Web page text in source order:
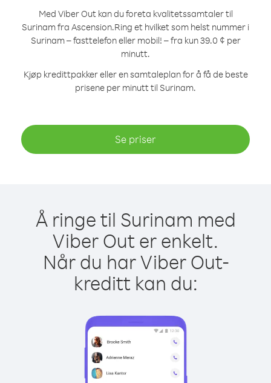
Med Viber Out kan du foreta kvalitetssamtaler til
Surinam fra Ascension.Ring et hvilket som helst nummer i
Surinam – fasttelefon eller mobil! – fra kun 39.0 ¢ per
minutt.
Kjøp kredittpakker eller en samtaleplan for å få de beste
prisene per minutt til Surinam.
Se priser
Å ringe til Surinam med
Viber Out er enkelt.
Når du har Viber Out-
kreditt kan du: